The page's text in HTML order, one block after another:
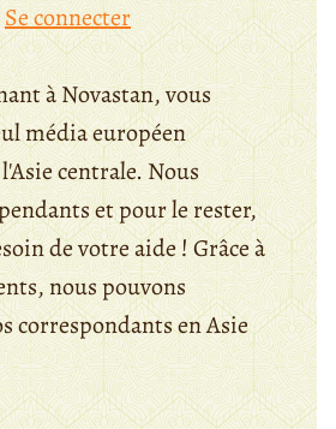
Se connecter
à Novastan, vous
média européen
centrale. Nous
et pour le rester,
de votre aide ! Grâce à
nous pouvons
correspondants en Asie